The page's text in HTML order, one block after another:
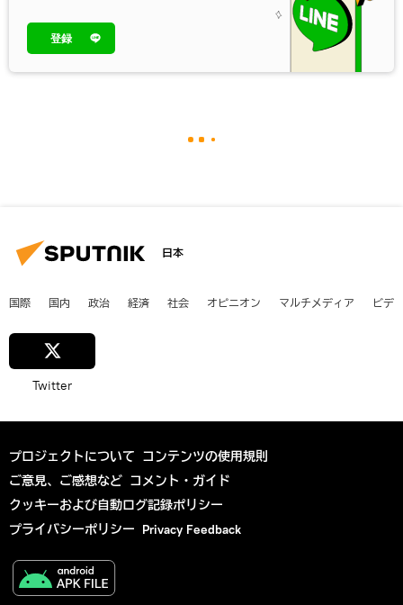
登録
日本
国際 国内 政治 経済 社会 オピニオン マルチメディア ビデ
Twitter
プロジェクトについて コンテンツの使用規則
ご意見、ご感想など コメント・ガイド
クッキーおよび自動ログ記録ポリシー
プライバシーポリシー Privacy Feedback